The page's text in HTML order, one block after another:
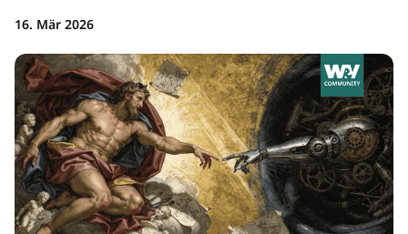
16. Mär 2026